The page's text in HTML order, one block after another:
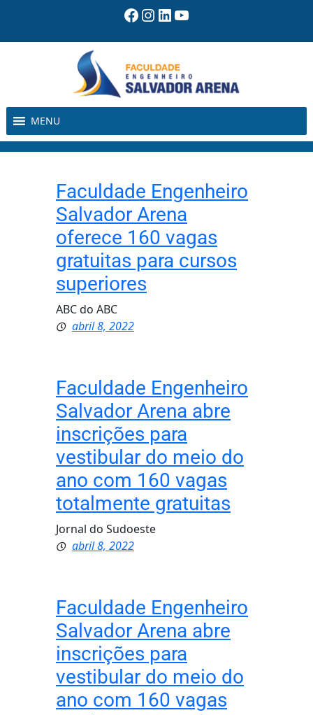
o
Facebook
Instagram
LinkedIn
Youtube
MENU
Faculdade Engenheiro
Salvador Arena
oferece 160 vagas
gratuitas para cursos
superiores
ABC do ABC
abril 8, 2022
Faculdade Engenheiro
Salvador Arena abre
inscrições para
vestibular do meio do
ano com 160 vagas
totalmente gratuitas
Jornal do Sudoeste
abril 8, 2022
Faculdade Engenheiro
Salvador Arena abre
inscrições para
vestibular do meio do
ano com 160 vagas